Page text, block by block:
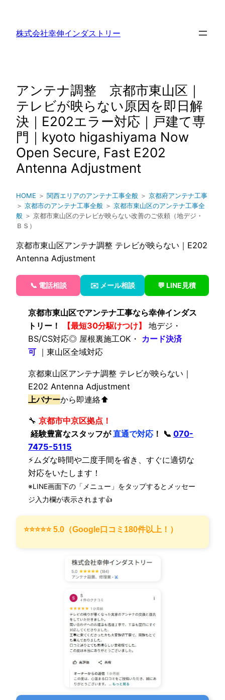
株式会社幸伸インダストリー
アンテナ調整 京都市東山区｜
テレビが映らない原因を即日解
決｜E202エラー対応｜戸建て専
門｜kyoto higashiyama Now
Open Secure, Fast E202
Antenna Adjustment
HOME ＞ 関西エリアのアンテナ工事全般 ＞ 京都府アンテナ工事
＞ 京都市のアンテナ工事全般 ＞ 京都市東山区のアンテナ工事全
般 ＞ 京都市東山区のテレビが映らない改善のご依頼（地デジ・
ＢＳ）
京都市東山区アンテナ調整 テレビが映らない｜E202
Antenna Adjustment
📞 電話相談 ✉️ メール相談 💬 LINE見積
京都市東山区でアンテナ工事なら幸伸インダス
トリー！
【最短30分駆けつけ】
地デジ・
BS/CS対応◎ 屋根裏施工OK・ カード決済
可 ｜東山区全域対応
京都東山区アンテナ調整 テレビが映らない｜
E202 Antenna Adjustment
上バナーから即連絡⬆️
🔧 京都市中京区拠点！
経験豊富なスタッフが直通で対応 ！ 📞 070-
7475-5115
⚡ムダな時間や二度手間を省き、すぐに適切な
対応をいたします！
※LINE画面下の「メニュー」をタップするとメッセー
ジ入力欄が表示されます👍
⭐️⭐️⭐️⭐️⭐️ 5.0（Google口コミ180件以上！）